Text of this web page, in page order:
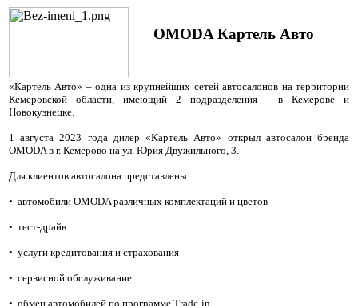
ОМОDA Картель Авто
«Картель Авто» – одна из крупнейших сетей автосалонов на территории
Кемеровской области, имеющий 2 подразделения - в Кемерове и
Новокузнецке.
1 августа 2023 года дилер «Картель Авто» открыл автосалон бренда
OMODA в г. Кемерово на ул. Юрия Двужильного, 3.
Для клиентов автосалона представлены:
• автомобили OMODA различных комплектаций и цветов
• тест-драйв
• услуги кредитования и страхования
• сервисной обслуживание
• обмен автомобилей по программе Trade-in